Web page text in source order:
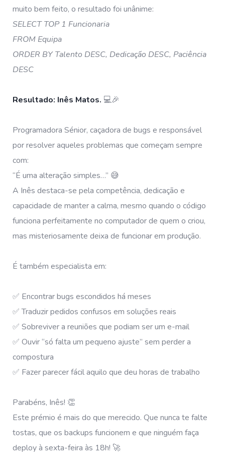
muito bem feito, o resultado foi unânime:
SELECT TOP 1 Funcionaria
FROM Equipa
ORDER BY Talento DESC, Dedicação DESC, Paciência
DESC
Resultado: Inês Matos. 💻🎉
Programadora Sénior, caçadora de bugs e responsável
por resolver aqueles problemas que começam sempre
com:
“É uma alteração simples…” 😅
A Inês destaca-se pela competência, dedicação e
capacidade de manter a calma, mesmo quando o código
funciona perfeitamente no computador de quem o criou,
mas misteriosamente deixa de funcionar em produção.
É também especialista em:
✅ Encontrar bugs escondidos há meses
✅ Traduzir pedidos confusos em soluções reais
✅ Sobreviver a reuniões que podiam ser um e-mail
✅ Ouvir “só falta um pequeno ajuste” sem perder a
compostura
✅ Fazer parecer fácil aquilo que deu horas de trabalho
Parabéns, Inês! 👏
Este prémio é mais do que merecido. Que nunca te falte
tostas, que os backups funcionem e que ninguém faça
deploy à sexta-feira às 18h! 🚀